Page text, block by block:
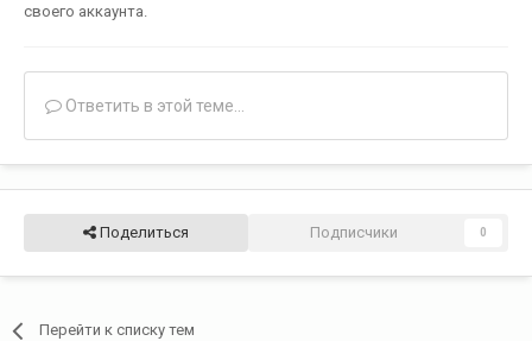
своего аккаунта.
Ответить в этой теме...
Поделиться Подписчики 0
Перейти к списку тем